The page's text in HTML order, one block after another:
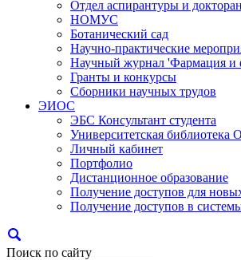
Отдел аспирантуры и
НОМУС
Ботанический сад
Научно-практические
Научный журнал 'Фармация и
Гранты и конкурсы
Сборники научных трудов
ЭИОС
ЭБС Консультант студента
Университетская библиотека
Личный кабинет
Портфолио
Дистанционное образование
Получение доступов для
Получение доступов в
Поиск по сайту